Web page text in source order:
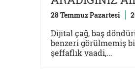
28 Temmuz Pazartesi
Dijital çağ, baş
benzeri görülmemiş
şeffaflık vaadi,...